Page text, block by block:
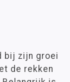
bij zijn groei
de rekken